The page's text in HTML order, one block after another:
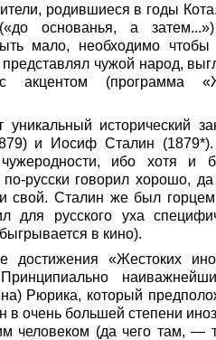
родившиеся в годы
основанья, а
мало, необходимо чтобы
чужой народ,
акцентом (программа
уникальный исторический
и Иосиф Сталин (1879*).
ибо хотя и
русски говорил хорошо,
свой. Сталин же был
для русского уха
в кино).
достижения «Жестоких
Рюрика, который
в очень большей степени
человеком (да чего там, —